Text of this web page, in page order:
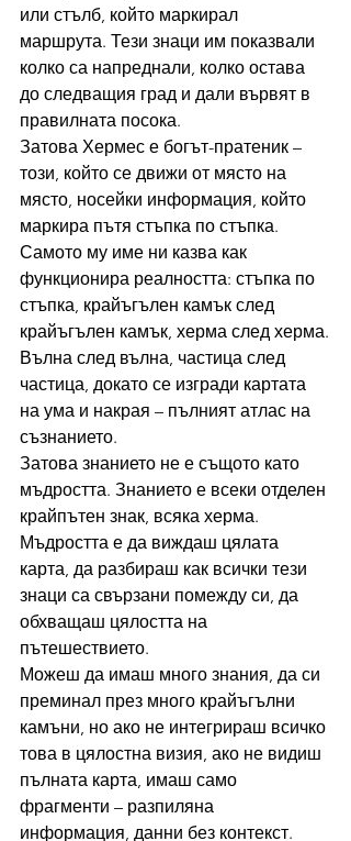
или стълб, който маркирал
маршрута. Тези знаци им показвали
колко са напреднали, колко остава
до следващия град и дали вървят в
правилната посока.
Затова Хермес е богът-пратеник –
този, който се движи от място на
място, носейки информация, който
маркира пътя стъпка по стъпка.
Самото му име ни казва как
функционира реалността: стъпка по
стъпка, крайъгълен камък след
крайъгълен камък, херма след херма.
Вълна след вълна, частица след
частица, докато се изгради картата
на ума и накрая – пълният атлас на
съзнанието.
Затова знанието не е същото като
мъдростта. Знанието е всеки отделен
крайпътен знак, всяка херма.
Мъдростта е да виждаш цялата
карта, да разбираш как всички тези
знаци са свързани помежду си, да
обхващаш цялостта на
пътешествието.
Можеш да имаш много знания, да си
преминал през много крайъгълни
камъни, но ако не интегрираш всичко
това в цялостна визия, ако не видиш
пълната карта, имаш само
фрагменти – разпиляна
информация, данни без контекст.